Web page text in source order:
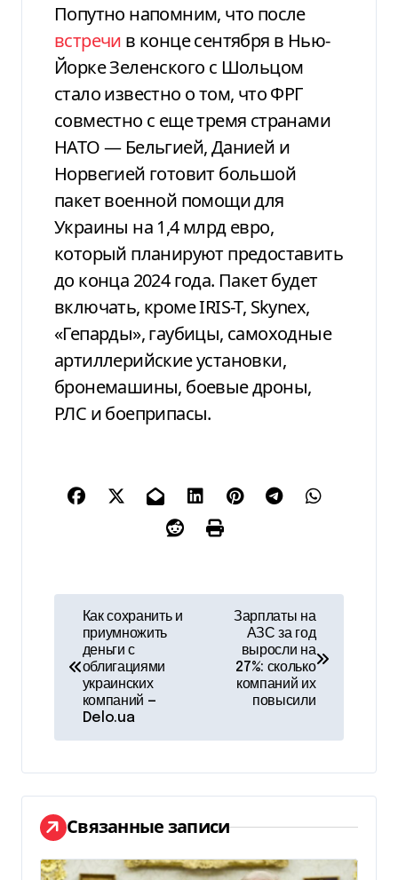
Попутно напомним, что после
встречи в конце сентября в Нью-
Йорке Зеленского с Шольцом
стало известно о том, что ФРГ
совместно с еще тремя странами
НАТО — Бельгией, Данией и
Норвегией готовит большой
пакет военной помощи для
Украины на 1,4 млрд евро,
который планируют предоставить
до конца 2024 года. Пакет будет
включать, кроме IRIS-T, Skynex,
«Гепарды», гаубицы, самоходные
артиллерийские установки,
бронемашины, боевые дроны,
РЛС и боеприпасы.
а
ц
и
Как сохранить и
приумножить
деньги с
облигациями
украинских
компаний —
Delo.ua
Зарплаты на
АЗС за год
выросли на
27%: сколько
компаний их
повысили
Связанные записи